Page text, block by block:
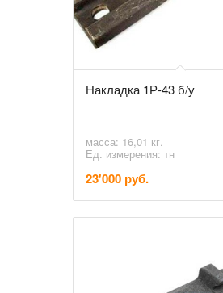
Накладка 1Р-43 б/у
масса: 16,01 кг.
Ед. измерения: тн
23'000 руб.